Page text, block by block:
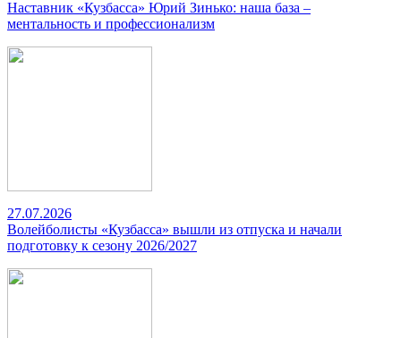
Наставник «Кузбасса» Юрий Зинько: наша база –
ментальность и профессионализм
27.07.2026
Волейболисты «Кузбасса» вышли из отпуска и начали
подготовку к сезону 2026/2027